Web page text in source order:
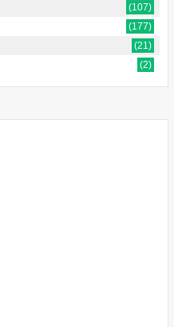
(107)
(177)
(21)
(2)